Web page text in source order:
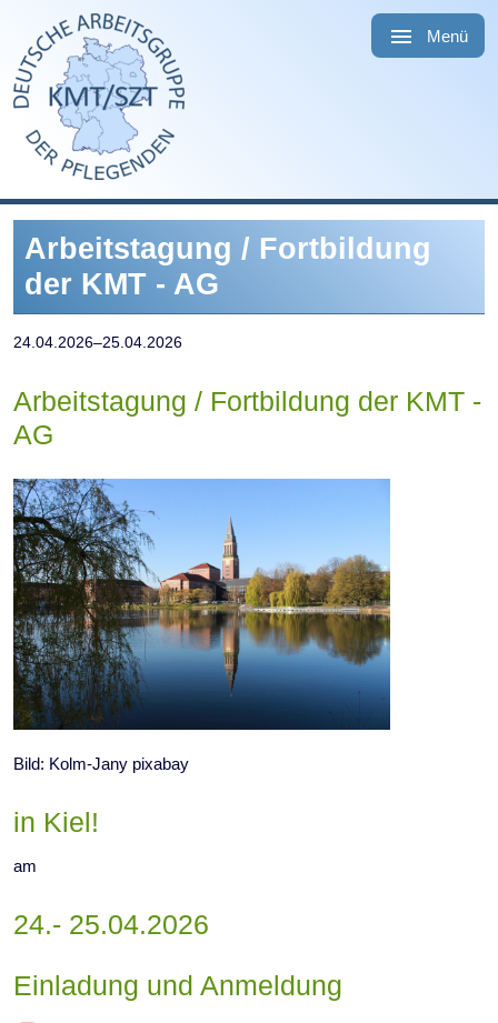
Menü
Arbeitstagung / Fortbildung
der KMT - AG
24.04.2026–25.04.2026
Arbeitstagung / Fortbildung der KMT -
AG
Bild: Kolm-Jany pixabay
in Kiel!
am
24.- 25.04.2026
Einladung und Anmeldung